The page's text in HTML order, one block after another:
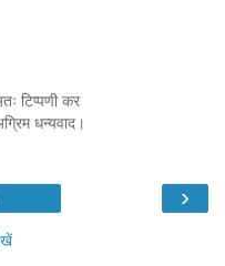
टिप्पणी कर
धन्यवाद।
›